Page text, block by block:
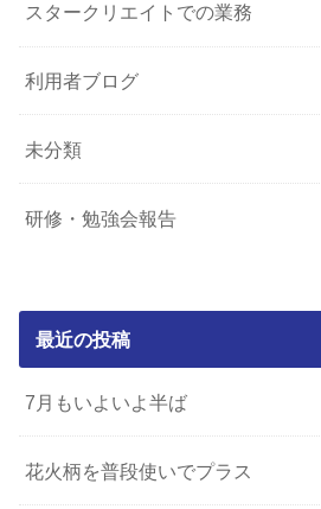
スタークリエイトでの業務
利用者ブログ
未分類
研修・勉強会報告
最近の投稿
7月もいよいよ半ば
花火柄を普段使いでプラス